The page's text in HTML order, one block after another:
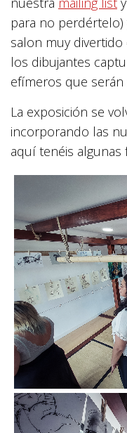
para no
salon muy
los dibujantes
efímeros que serán
La exposición se
incorporando las
aquí tenéis algunas